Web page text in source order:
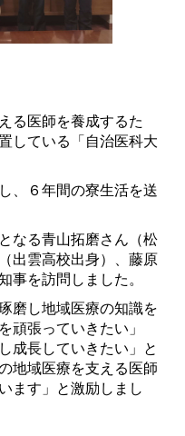
る医師を養成するた
している「自治医科大
、６年間の寮生活を送
なる青山拓磨さん（松
出雲高校出身）、藤原
事を訪問しました。
磨し地域医療の知識を
頑張っていきたい」
成長していきたい」と
地域医療を支える医師
ます」と激励しまし